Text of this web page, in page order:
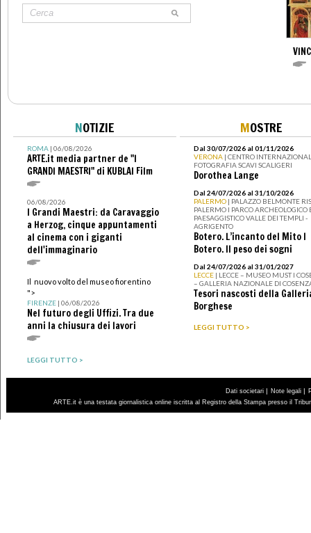
NOTIZIE
ROMA| 06/08/2026
ARTE.it media partner de "I
GRANDI MAESTRI" di KUBLAI Film
06/08/2026
I Grandi Maestri: da Caravaggio
a Herzog, cinque appuntamenti
al cinema con i giganti
dell'immaginario
Il nuovo volto del museo fiorentino
">
FIRENZE| 06/08/2026
Nel futuro degli Uffizi. Tra due
anni la chiusura dei lavori
LEGGI TUTTO >
MOSTRE
Dal 30/07/2026 al 01/11/2026
VERONA | CENTRO
FOTOGRAFIA SCAVI SCALIGERI
Dorothea Lange
Dal 24/07/2026 al 31/10/2026
PALERMO | PALAZZO BELMONTE
PALERMO I PARCO ARCHEOLOGICO
PAESAGGISTICO VALLE DEI TEMPLI -
AGRIGENTO
Botero. L’incanto del Mito I
Botero. Il peso dei sogni
Dal 24/07/2026 al 31/01/2027
LECCE | LECCE – MUSEO MUST I
– GALLERIA NAZIONALE DI
Tesori nascosti della
Borghese
LEGGI TUTTO >
Dati societari | Note legali |
ARTE.it è una testata giornalistica online iscritta al Registro della Stampa presso il